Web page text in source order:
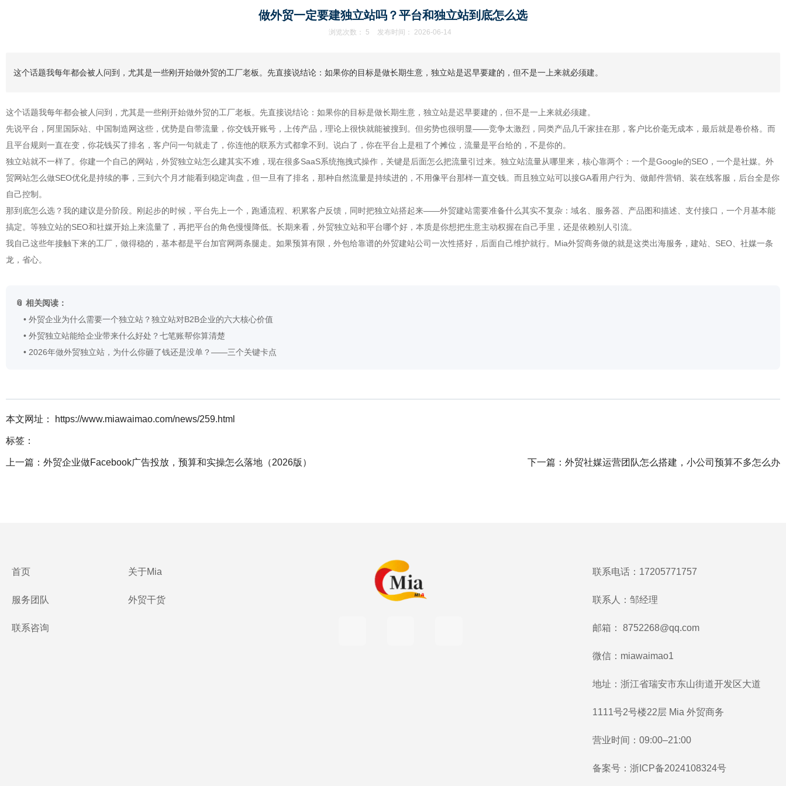
做外贸一定要建独立站吗？平台和独立站到底怎么选
浏览次数： 5 发布时间： 2026-06-14
这个话题我每年都会被人问到，尤其是一些刚开始做外贸的工厂老板。先直接说结论：如果你的目标是做长期生意，独立站是迟早要建的，但不是一上来就必须建。
这个话题我每年都会被人问到，尤其是一些刚开始做外贸的工厂老板。先直接说结论：如果你的目标是做长期生意，独立站是迟早要建的，但不是一上来就必须建。
先说平台，阿里国际站、中国制造网这些，优势是自带流量，你交钱开账号，上传产品，理论上很快就能被搜到。但劣势也很明显——竞争太激烈，同类产品几千家挂在那，客户比价毫无成本，最后就是卷价格。而
且平台规则一直在变，你花钱买了排名，客户问一句就走了，你连他的联系方式都拿不到。说白了，你在平台上是租了个摊位，流量是平台给的，不是你的。
独立站就不一样了。你建一个自己的网站，外贸独立站怎么建其实不难，现在很多SaaS系统拖拽式操作，关键是后面怎么把流量引过来。独立站流量从哪里来，核心靠两个：一个是Google的SEO，一个是社媒。外
贸网站怎么做SEO优化是持续的事，三到六个月才能看到稳定询盘，但一旦有了排名，那种自然流量是持续进的，不用像平台那样一直交钱。而且独立站可以接GA看用户行为、做邮件营销、装在线客服，后台全是你
自己控制。
那到底怎么选？我的建议是分阶段。刚起步的时候，平台先上一个，跑通流程、积累客户反馈，同时把独立站搭起来——外贸建站需要准备什么其实不复杂：域名、服务器、产品图和描述、支付接口，一个月基本能
搞定。等独立站的SEO和社媒开始上来流量了，再把平台的角色慢慢降低。长期来看，外贸独立站和平台哪个好，本质是你想把生意主动权握在自己手里，还是依赖别人引流。
我自己这些年接触下来的工厂，做得稳的，基本都是平台加官网两条腿走。如果预算有限，外包给靠谱的外贸建站公司一次性搭好，后面自己维护就行。Mia外贸商务做的就是这类出海服务，建站、SEO、社媒一条
龙，省心。
📎 相关阅读：
• 外贸企业为什么需要一个独立站？独立站对B2B企业的六大核心价值
• 外贸独立站能给企业带来什么好处？七笔账帮你算清楚
• 2026年做外贸独立站，为什么你砸了钱还是没单？——三个关键卡点
本文网址： https://www.miawaimao.com/news/259.html
标签：
上一篇： 外贸企业做Facebook广告投放，预算和实操怎么落地（2026版） 下一篇： 外贸社媒运营团队怎么搭建，小公司预算不多怎么办
首页
服务团队
联系咨询
关于Mia
外贸干货
联系电话：17205771757
联系人：邹经理
邮箱： 8752268@qq.com
微信：miawaimao1
地址：浙江省瑞安市东山街道开发区大道
1111号2号楼22层 Mia 外贸商务
营业时间：09:00–21:00
备案号： 浙ICP备2024108324号